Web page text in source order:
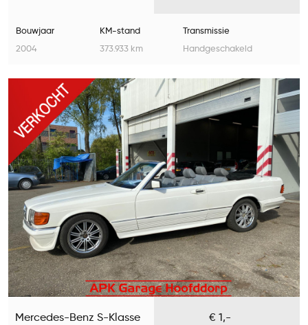
Bouwjaar
2004
KM-stand
373.933 km
Transmissie
Handgeschakeld
Mercedes-Benz S-Klasse
€ 1,-